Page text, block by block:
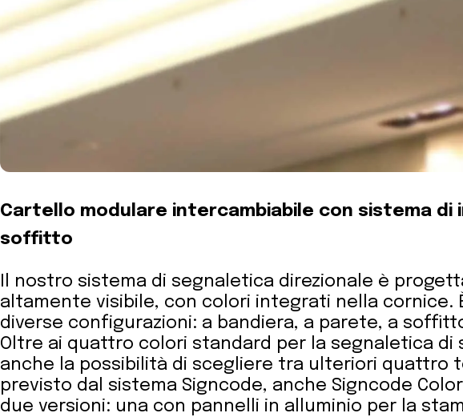
Cartello modulare intercambiabile con sistema di
soffitto
Il nostro sistema di segnaletica direzionale è
altamente visibile, con colori integrati nella cornice.
diverse configurazioni: a bandiera, a parete, a
Oltre ai quattro colori standard per la segnaletica di
anche la possibilità di scegliere tra ulteriori quattro
previsto dal sistema Signcode, anche Signcode
due versioni: una con pannelli in alluminio per la